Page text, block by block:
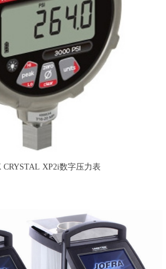
CRYSTAL XP2i数字压力表